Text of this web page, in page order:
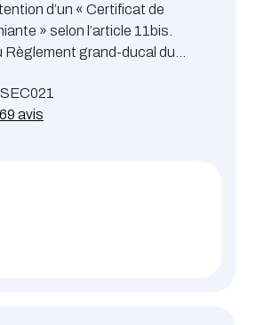
d’un « Certificat de
» selon l’article 11bis.
Règlement grand-ducal du
avis